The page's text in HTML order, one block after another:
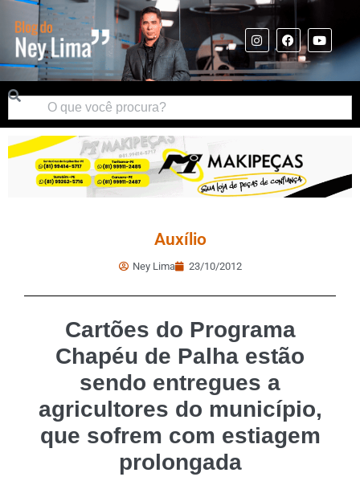
Auxílio
Ney Lima 23/10/2012
Cartões do Programa
Chapéu de Palha estão
sendo entregues a
agricultores do município,
que sofrem com estiagem
prolongada